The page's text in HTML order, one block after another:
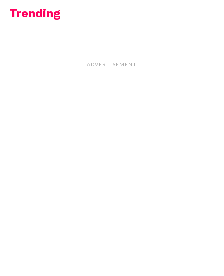
Trending
ADVERTISEMENT